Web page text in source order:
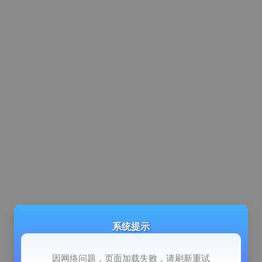
系统提示
因网络问题，页面加载失败，请刷新重试